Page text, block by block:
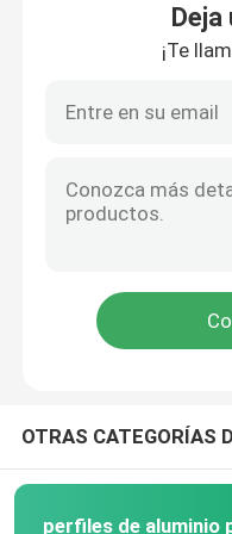
Visita a la fábrica
Contacto
noticias
Solicitar una
perfiles de aluminio
Deja
¡Te
OTRAS CATEGORÍAS